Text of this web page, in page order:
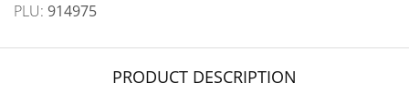
PLU: 914975
PRODUCT DESCRIPTION